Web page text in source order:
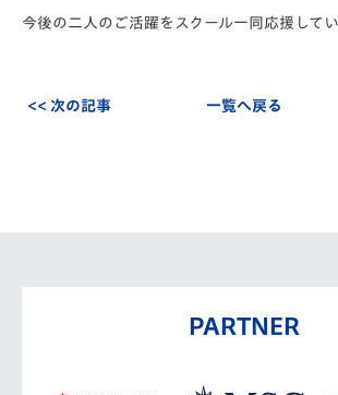
今後の二人のご活躍をスクール一同応援してい
<< 次の記事 一覧へ戻る
PARTNER